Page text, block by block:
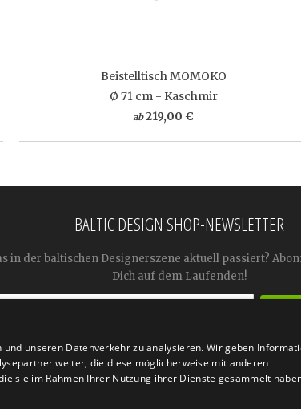
Beistelltisch MOMOKO
Ø 71 cm - Kaschmir
ab 219,00 €
BALTIC DESIGN SHOP-NEWSLETTER
in der baltischen Designerszene aktuell passiert?
Dich auf dem Laufenden!

unseren Datenverkehr zu analysieren. Wir geben
weiter, die diese möglicherweise mit anderen
sie im Rahmen Ihrer Nutzung ihrer Dienste gesammelt